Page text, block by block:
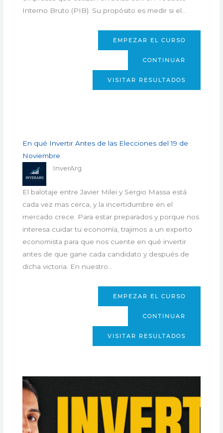
Interno Bruto (PIB). Su propósito es medir si el…
EMPEZAR EL CURSO
CONTINUAR
VISITAR RESULTADOS
En qué Invertir Antes de las Elecciones del 19 de
Noviembre
InverArg
El balotaje entre Javier Milei y Sergio Massa está
cada vez mas cerca, y la incertidumbre en el
mercado crece. Para estar preparados y porque nos
interesa cuidar tu economía, trajimos a un experto
economista para que nos cuente en qué invertir
antes de que gane cada candidato y después de
dicha victoria. En nuestro…
EMPEZAR EL CURSO
CONTINUAR
VISITAR RESULTADOS